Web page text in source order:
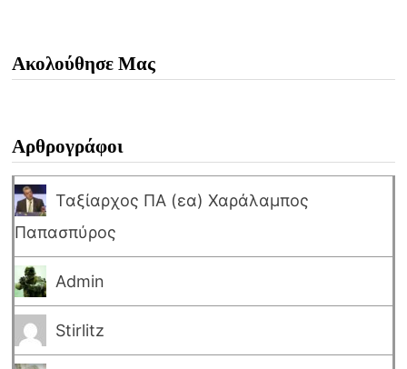
Ακολούθησε Μας
Αρθρογράφοι
Ταξίαρχος ΠΑ (εα) Χαράλαμπος
Παπασπύρος
Admin
Stirlitz